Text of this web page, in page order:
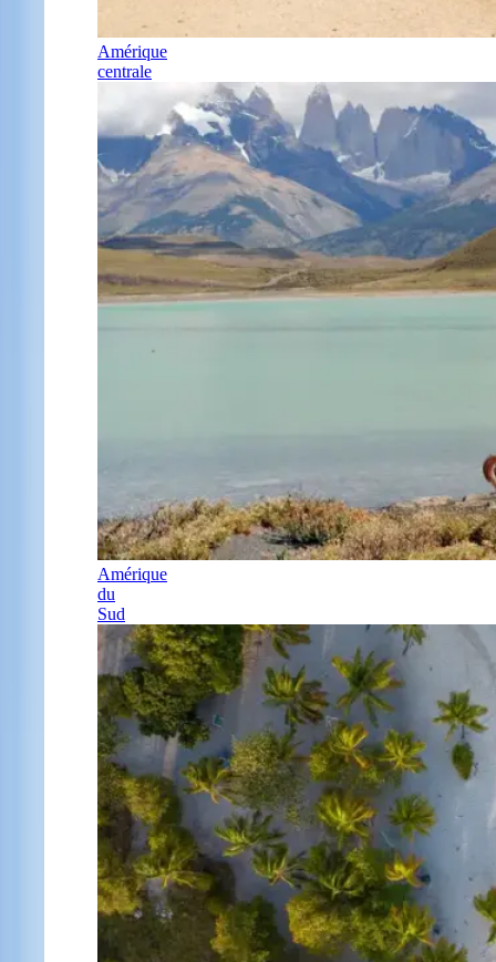
Amérique
centrale
Amérique
du
Sud